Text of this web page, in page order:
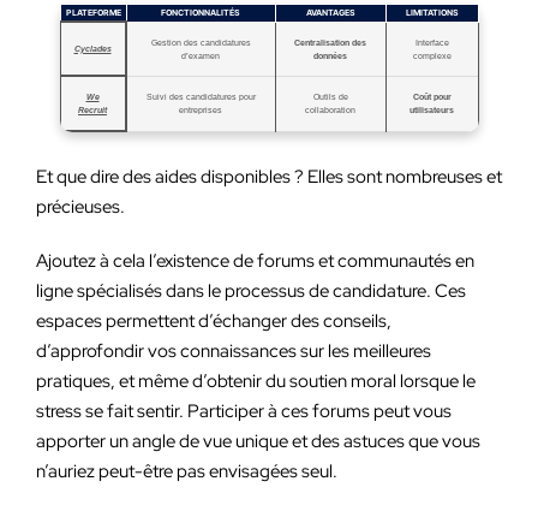
PLATEFORME FONCTIONNALITÉS AVANTAGES LIMITATIONS
Cyclades
Gestion des candidatures
d’examen
Centralisation des
données
Interface
complexe
We
Recruit
Suivi des candidatures pour
entreprises
Outils de
collaboration
Coût pour
utilisateurs
Et que dire des aides disponibles ? Elles sont nombreuses et
précieuses.
Ajoutez à cela l’existence de forums et communautés en
ligne spécialisés dans le processus de candidature. Ces
espaces permettent d’échanger des conseils,
d’approfondir vos connaissances sur les meilleures
pratiques, et même d’obtenir du soutien moral lorsque le
stress se fait sentir. Participer à ces forums peut vous
apporter un angle de vue unique et des astuces que vous
n’auriez peut-être pas envisagées seul.